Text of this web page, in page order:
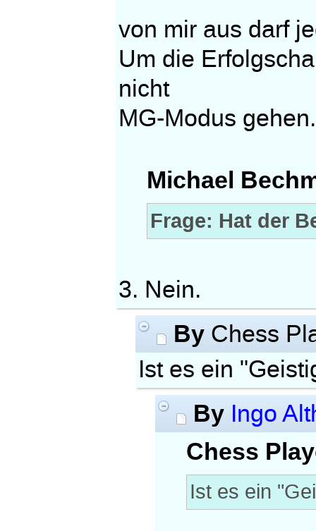
von mir aus darf
Um die
nicht
MG-Modus gehen.
Michael
Frage: Hat der
3. Nein.
By Chess
Ist es ein
By Ingo
Chess
Ist es ein